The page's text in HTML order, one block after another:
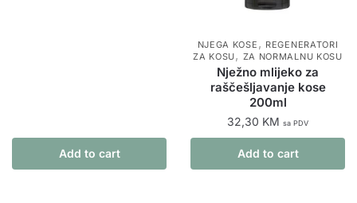
Add to cart
NJEGA KOSE , REGENERATORI
ZA KOSU, ZA NORMALNU KOSU
Nježno mlijeko za
raščešljavanje kose
200ml
32,30 KM sa PDV
Add to cart